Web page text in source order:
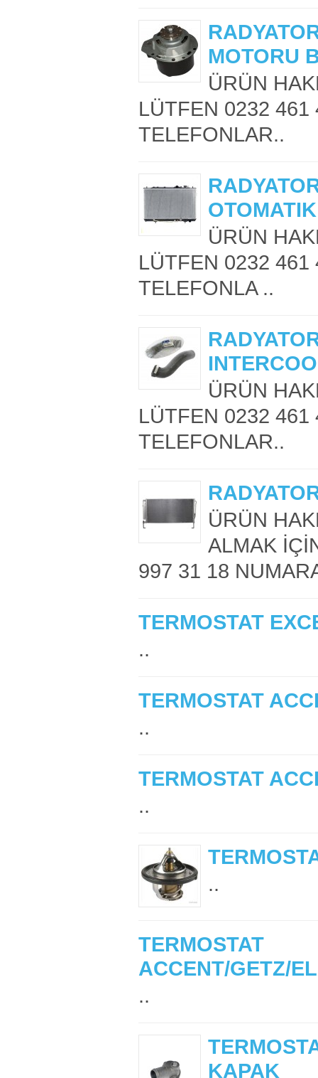
MOTORU
ÜRÜN
LÜTFEN 0232 461
TELEFONLAR..
OTOMATIK
ÜRÜN
LÜTFEN 0232 461
TELEFONLA ..
ÜRÜN
LÜTFEN 0232 461
TELEFONLAR..
ÜRÜN
ALMAK
997 31 18
TERMOSTAT
..
TERMOSTAT
..
TERMOSTAT
..
..
TERMOSTAT
ACCENT/GETZ/
..
KAPAK